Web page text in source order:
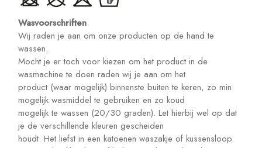
Wasvoorschriften
Wij raden je aan om onze producten op de hand te
wassen.
Mocht je er toch voor kiezen om het product in de
wasmachine te doen raden wij je aan om het
product (waar mogelijk) binnenste buiten te keren, zo min
mogelijk wasmiddel te gebruiken en zo koud
mogelijk te wassen (20/30 graden). Let hierbij wel op dat
je de verschillende kleuren gescheiden
houdt. Het liefst in een katoenen waszakje of kussensloop.